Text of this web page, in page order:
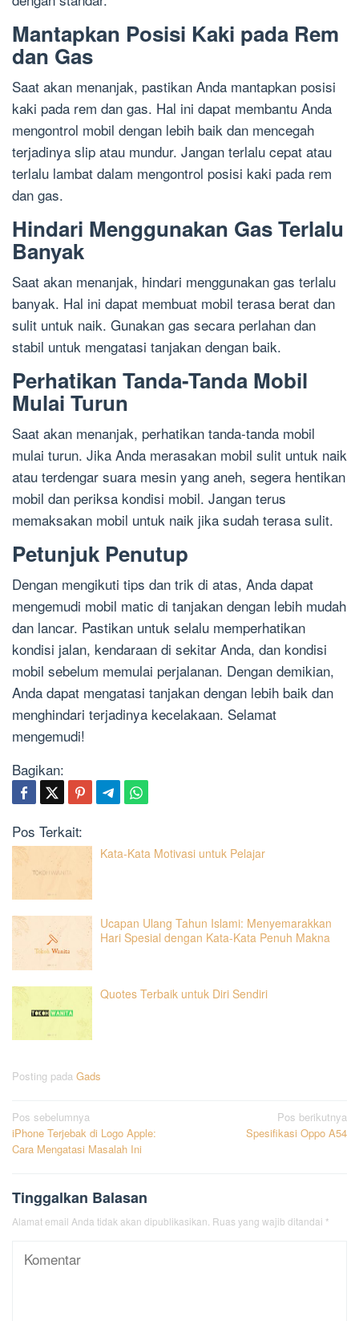
Mantapkan Posisi Kaki pada Rem
dan Gas
Saat akan menanjak, pastikan Anda mantapkan posisi
kaki pada rem dan gas. Hal ini dapat membantu Anda
mengontrol mobil dengan lebih baik dan mencegah
terjadinya slip atau mundur. Jangan terlalu cepat atau
terlalu lambat dalam mengontrol posisi kaki pada rem
dan gas.
Hindari Menggunakan Gas Terlalu
Banyak
Saat akan menanjak, hindari menggunakan gas terlalu
banyak. Hal ini dapat membuat mobil terasa berat dan
sulit untuk naik. Gunakan gas secara perlahan dan
stabil untuk mengatasi tanjakan dengan baik.
Perhatikan Tanda-Tanda Mobil
Mulai Turun
Saat akan menanjak, perhatikan tanda-tanda mobil
mulai turun. Jika Anda merasakan mobil sulit untuk naik
atau terdengar suara mesin yang aneh, segera hentikan
mobil dan periksa kondisi mobil. Jangan terus
memaksakan mobil untuk naik jika sudah terasa sulit.
Petunjuk Penutup
Dengan mengikuti tips dan trik di atas, Anda dapat
mengemudi mobil matic di tanjakan dengan lebih mudah
dan lancar. Pastikan untuk selalu memperhatikan
kondisi jalan, kendaraan di sekitar Anda, dan kondisi
mobil sebelum memulai perjalanan. Dengan demikian,
Anda dapat mengatasi tanjakan dengan lebih baik dan
menghindari terjadinya kecelakaan. Selamat
mengemudi!
Bagikan:
Pos Terkait:
Kata-Kata Motivasi untuk Pelajar
Ucapan Ulang Tahun Islami: Menyemarakkan
Hari Spesial dengan Kata-Kata Penuh Makna
Quotes Terbaik untuk Diri Sendiri
Posting pada Gads
Navigasi
pos
Pos sebelumnya
iPhone Terjebak di Logo Apple:
Cara Mengatasi Masalah Ini
Pos berikutnya
Spesifikasi Oppo A54
Tinggalkan Balasan
Alamat email Anda tidak akan dipublikasikan. Ruas yang wajib ditandai *